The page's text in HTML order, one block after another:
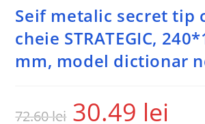
Seif metalic secret tip
cheie STRATEGIC,
mm, model dictionar
72.60lei 30.49 lei